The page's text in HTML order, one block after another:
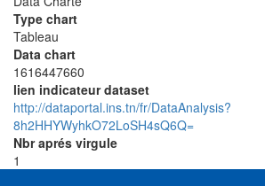
Type chart
Tableau
Data chart
1616447660
lien indicateur dataset
http://dataportal.ins.tn/fr/DataAnalysis?
8h2HHYWyhkO72LoSH4sQ6Q=
Nbr aprés virgule
1